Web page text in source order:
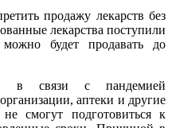
продажу лекарств без
лекарства поступили
будет продавать до
в связи с пандемией
аптеки и другие
смогут подготовиться к